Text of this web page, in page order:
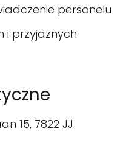
personelu
i przyjaznych
15, 7822 JJ